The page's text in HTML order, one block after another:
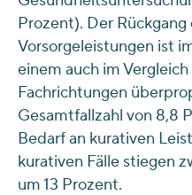
Prozent). Der
Vorsorgeleistungen ist
einem auch im
Fachrichtungen
Gesamtfallzahl von 8,8
Bedarf an kurativen
kurativen Fälle stiegen
um 13 Prozent.